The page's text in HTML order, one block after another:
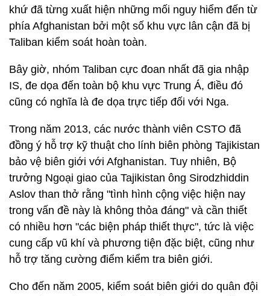
khứ đã từng xuất hiện những mối nguy hiểm đến từ
phía Afghanistan bởi một số khu vực lân cận đã bị
Taliban kiểm soát hoàn toàn.
Bây giờ, nhóm Taliban cực đoan nhất đã gia nhập
IS, đe dọa đến toàn bộ khu vực Trung Á, điều đó
cũng có nghĩa là đe dọa trực tiếp đối với Nga.
Trong năm 2013, các nước thành viên CSTO đã
đồng ý hỗ trợ kỹ thuật cho lính biên phòng Tajikistan
bảo vệ biên giới với Afghanistan. Tuy nhiên, Bộ
trưởng Ngoại giao của Tajikistan ông Sirodzhiddin
Aslov than thở rằng "tình hình cộng việc hiện nay
trong vấn đề này là không thỏa đáng" và cần thiết
có nhiều hơn "các biện pháp thiết thực", tức là việc
cung cấp vũ khí và phương tiện đặc biệt, cũng như
hỗ trợ tăng cường điểm kiểm tra biên giới.
Cho đến năm 2005, kiểm soát biên giới do quân đội